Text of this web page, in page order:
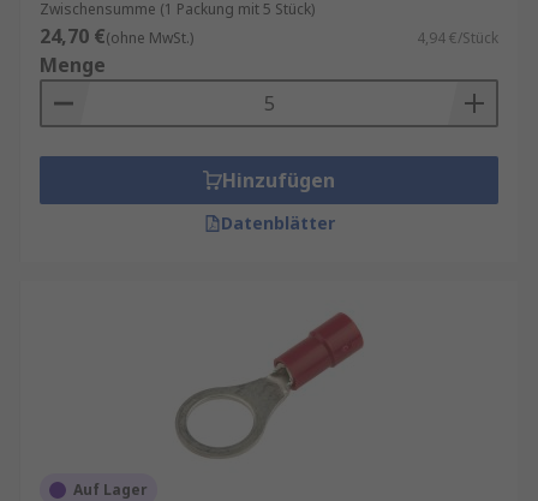
Zwischensumme (1 Packung mit 5 Stück)
24,70 €(ohne MwSt.) 4,94 €/Stück
Menge
Hinzufügen
Datenblätter
Auf Lager